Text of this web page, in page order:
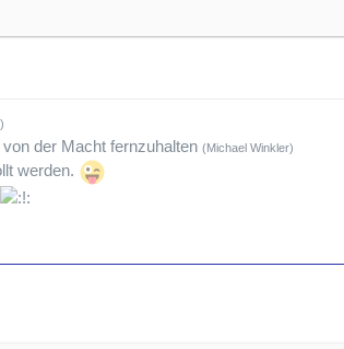
der Macht fernzuhalten (Michael Winkler)
werden.